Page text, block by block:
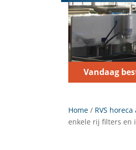
Vandaag
Home / RVS
enkele rij filters en